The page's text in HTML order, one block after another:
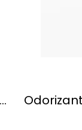
Odorizant